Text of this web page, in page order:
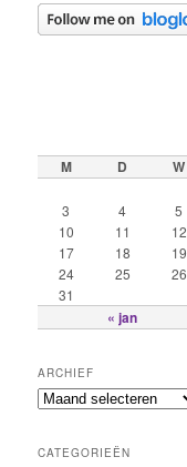
M D W
« jan
3
4 5
10
11 12
17
18 19
24
25 26
31
ARCHIEF
CATEGORIEËN